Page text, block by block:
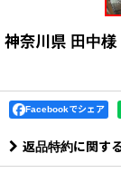
神奈川県 田中様
Facebookでシェア
返品特約に関す